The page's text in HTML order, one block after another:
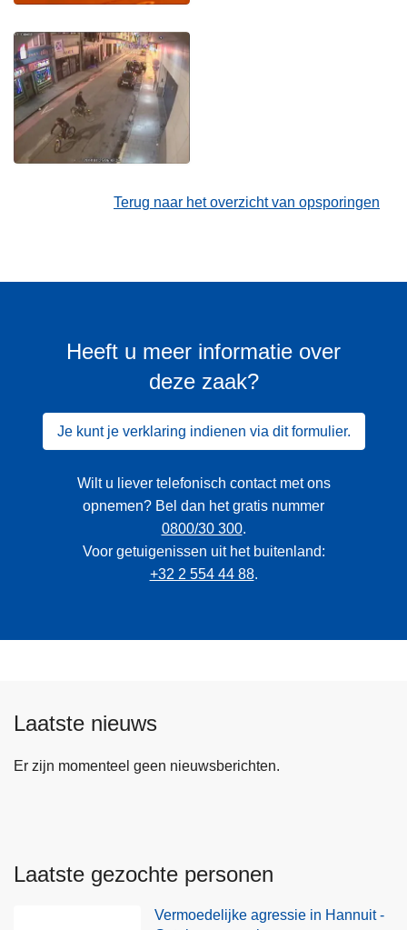
Terug naar het overzicht van opsporingen
Heeft u meer informatie over
deze zaak?
Je kunt je verklaring indienen via dit formulier.
Wilt u liever telefonisch contact met ons
opnemen? Bel dan het gratis nummer
0800/30 300.
Voor getuigenissen uit het buitenland:
+32 2 554 44 88.
Laatste nieuws
Er zijn momenteel geen nieuwsberichten.
Laatste gezochte personen
Vermoedelijke agressie in Hannuit -